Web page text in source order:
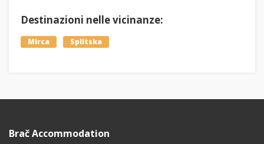
Destinazioni nelle vicinanze:
Mirca Splitska
Brač Accommodation